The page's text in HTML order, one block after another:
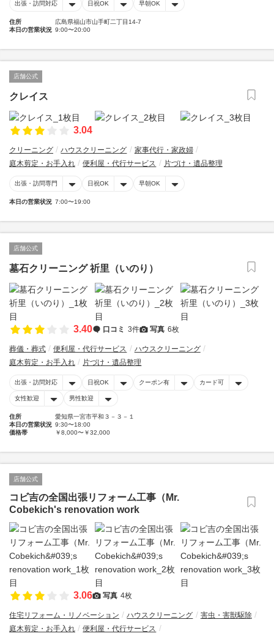
出張・訪問対応 日祝OK 早朝OK
住所
広島県福山市山手町二丁目14-7
本日の営業状況 9:00〜20:00
店舗公式
クレイス
3.04
クリーニング ハウスクリーニング
家事代行・家政婦
庭木剪定・お手入れ
便利屋・代行サービス 片づけ・遺品整理
出張・訪問専門 日祝OK 早朝OK
本日の営業状況 7:00〜19:00
店舗公式
墓石クリーニング 祈里（いのり）
3.40 口コミ 3件 写真 6枚
葬儀・葬式 便利屋・代行サービス
ハウスクリーニング
庭木剪定・お手入れ
片づけ・遺品整理
出張・訪問対応 日祝OK クーポン有 カード可
女性歓迎 男性歓迎
住所
愛知県一宮市平和３－３－１
本日の営業状況 9:30〜18:00
価格帯
￥8,000〜￥32,000
店舗公式
コビ吉の全国出張リフォーム工事（Mr.
Cobekich's renovation work
3.06 写真 4枚
住宅リフォーム・リノベーション ハウスクリーニング
害虫・害獣駆除
庭木剪定・お手入れ
便利屋・代行サービス